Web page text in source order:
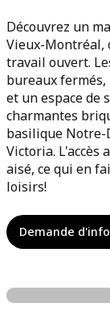
Découvrez un
Vieux-Montréal,
travail ouvert.
bureaux
et un espace de
charmantes
basilique Notre-
Victoria. L'accès
aisé, ce qui en
loisirs!
Demande